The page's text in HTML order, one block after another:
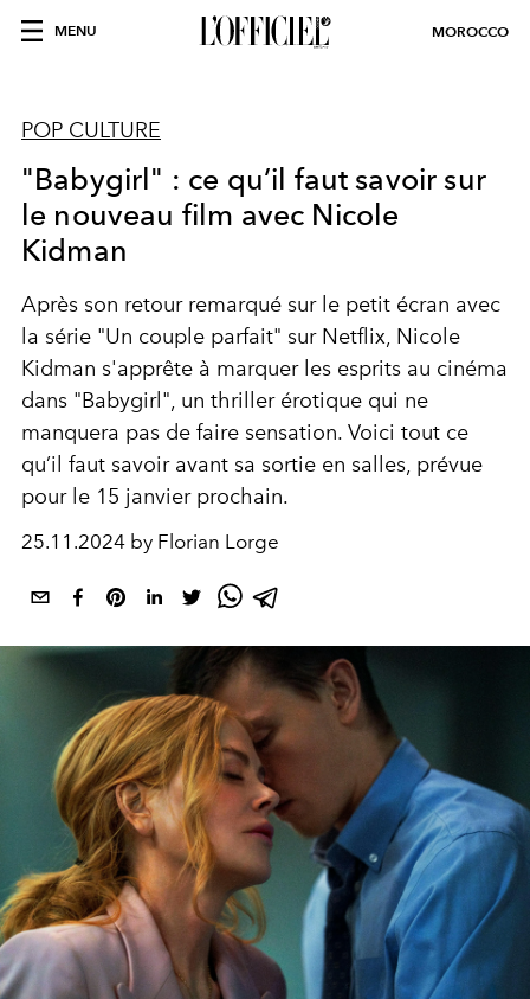
MENU MOROCCO
POP CULTURE
"Babygirl" : ce qu’il faut savoir sur
le nouveau film avec Nicole
Kidman
Après son retour remarqué sur le petit écran avec
la série "Un couple parfait" sur Netflix, Nicole
Kidman s'apprête à marquer les esprits au cinéma
dans "Babygirl", un thriller érotique qui ne
manquera pas de faire sensation. Voici tout ce
qu’il faut savoir avant sa sortie en salles, prévue
pour le 15 janvier prochain.
25.11.2024 by Florian Lorge